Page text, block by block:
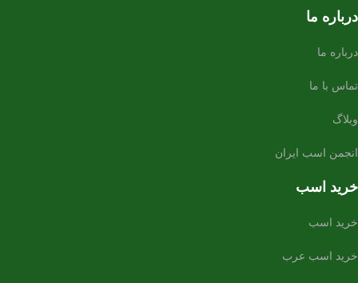
درباره ما
درباره ما
تماس با ما
وبلاگ
انجمن اسب ایران
خرید اسب
خرید اسب
خرید اسب عرب